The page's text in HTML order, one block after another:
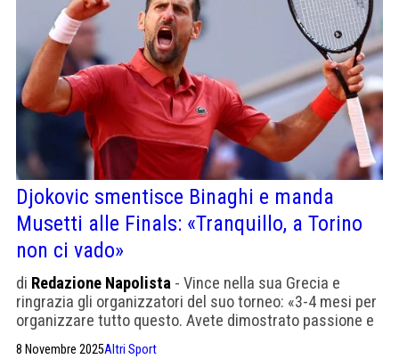
Djokovic smentisce Binaghi e manda
Musetti alle Finals: «Tranquillo, a Torino
non ci vado»
di Redazione Napolista - Vince nella sua Grecia e
ringrazia gli organizzatori del suo torneo: «3-4 mesi per
organizzare tutto questo. Avete dimostrato passione e
attenzione»
8 Novembre 2025Altri Sport